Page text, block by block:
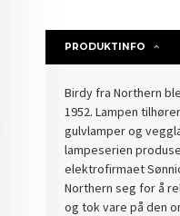
PRODUKTINFO
Birdy fra Northern
1952. Lampen
gulvlamper og
lampeserien
elektrofirmaet
Northern seg for å
og tok vare på den